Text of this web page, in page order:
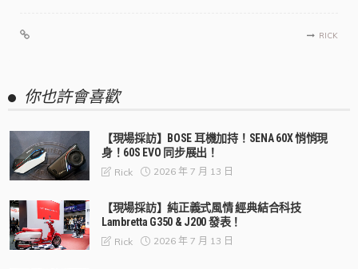
RICK
你也許會喜歡
【現場採訪】BOSE 耳機加持！SENA 60X 悄悄現
身！60S EVO 同步展出！
Rick 2026 年 7 月 13 日
【現場採訪】純正義式風情 經典結合科技
Lambretta G350 & J200 發表！
Rick 2026 年 7 月 13 日